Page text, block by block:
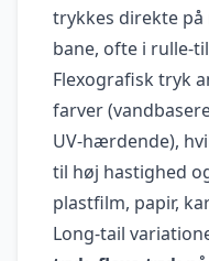
trykkes direkte
bane, ofte i rulle-
Flexografisk tryk
farver
UV-hærdende),
til høj hastighed
plastfilm, papir,
Long-tail